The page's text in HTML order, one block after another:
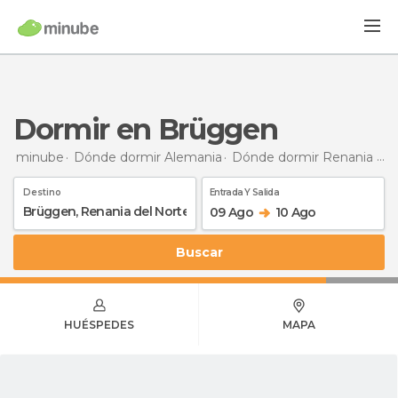
Dormir en Brüggen
minube Dónde dormir Alemania Dónde dormir Renania del Norte-Westfalia
Destino Entrada Y Salida
09 Ago 10 Ago
Buscar
HUÉSPEDES MAPA